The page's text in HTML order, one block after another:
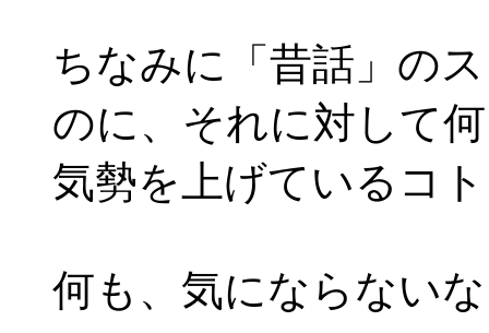
ちなみに「昔話」の
のに、それに対して
気勢を上げているコ
何も、気にならない